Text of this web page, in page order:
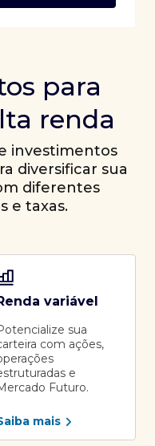
para
renda
investimentos
diversificar sua
diferentes
e taxas.
variável
sua
com ações,
e
Futuro.
mais